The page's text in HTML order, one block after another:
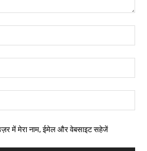
में मेरा नाम, ईमेल और वेबसाइट सहेजें